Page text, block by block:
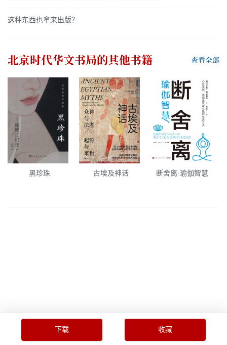
这种东西也拿来出版？
北京时代华文书局的其他书籍 查看全部
黑珍珠 古埃及神话 断舍离·瑜伽智慧
下载 收藏